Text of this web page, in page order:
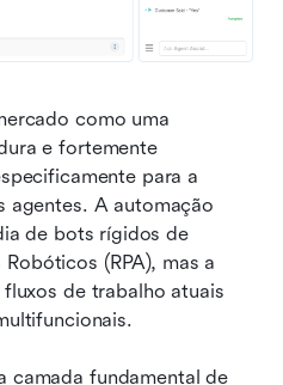
como uma
e fortemente
para a
agentes. A automação
de bots rígidos de
(RPA), mas a
de trabalho atuais
camada fundamental de